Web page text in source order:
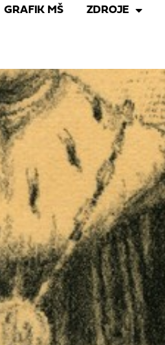
GRAFIK MŠ ZDROJE